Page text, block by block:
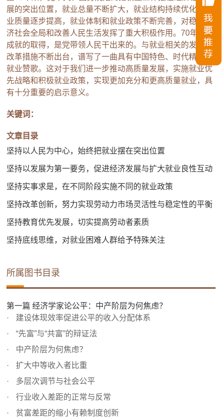
展的突出位置，就业总量不断扩大，就业结构持续优化，就
业质量逐步提高，就业体制和就业政策不断完善，对稳定经
济社会全局和改善人民生活发挥了重大积极作用。70年就业
成就的取得，是党带领人民干出来的。与就业相关的发展和
改革措施不断出台，谱写了一曲具有中国特色、时代精神的
就业赞歌。这对于我们进一步推动高质量发展，实施就业优
先战略和积极就业政策，实现更加充分和更高质量就业，具
有十分重要的启示意义。
关键词：
文章目录
坚持以人民为中心，始终把就业摆在突出位置
坚持以发展为第一要务，促进经济发展与扩大就业良性互动
坚持实事求是，在不同阶段实施不同的就业政策
坚持改革创新，努力实现劳动力市场灵活性与稳定性的平衡
坚持教育优先发展，切实提高劳动者素质
坚持底线思维，对就业困难人群给予特殊关注
所属图书目录
第一篇 经济学家论公平：中产阶层为何焦虑？
建设体现效率促进公平的收入分配体系
“先富”与“共富”的辩证法
中产阶层为何焦虑？
扩大中等收入者比重
多层次调节与社会公平
行业收入差距的正常与反常
贫富差距的缩小有赖制度创新